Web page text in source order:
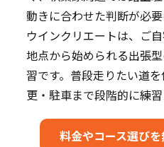
動きに合わせた判断が必要
ウインクリエートは、ご
地点から始められる出張
習です。普段走りたい道
更・駐車まで段階的に練習
料金やコース選び